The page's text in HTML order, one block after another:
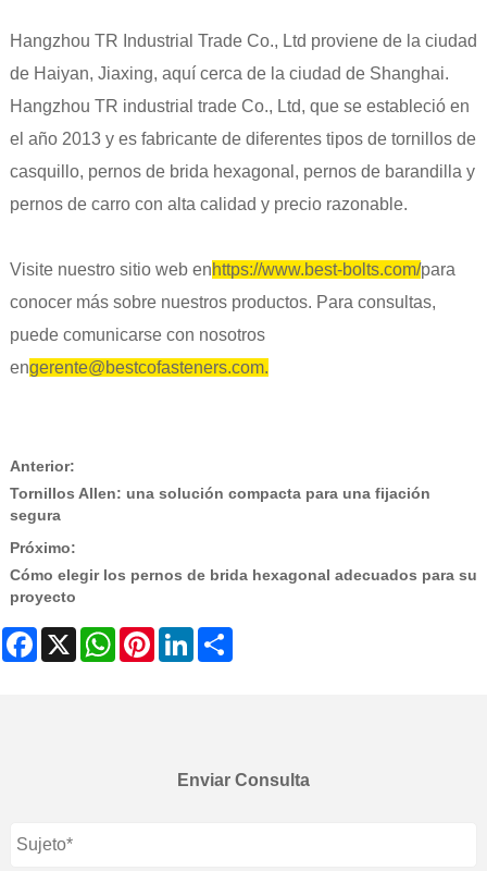
Hangzhou TR Industrial Trade Co., Ltd proviene de la ciudad
de Haiyan, Jiaxing, aquí cerca de la ciudad de Shanghai.
Hangzhou TR industrial trade Co., Ltd, que se estableció en
el año 2013 y es fabricante de diferentes tipos de tornillos de
casquillo, pernos de brida hexagonal, pernos de barandilla y
pernos de carro con alta calidad y precio razonable.
Visite nuestro sitio web enhttps://www.best-bolts.com/para
conocer más sobre nuestros productos. Para consultas,
puede comunicarse con nosotros
engerente@bestcofasteners.com.
Anterior:
Tornillos Allen: una solución compacta para una fijación
segura
Próximo:
Cómo elegir los pernos de brida hexagonal adecuados para su
proyecto
Facebook
X WhatsAppPinterestLinkedIn
Enviar Consulta